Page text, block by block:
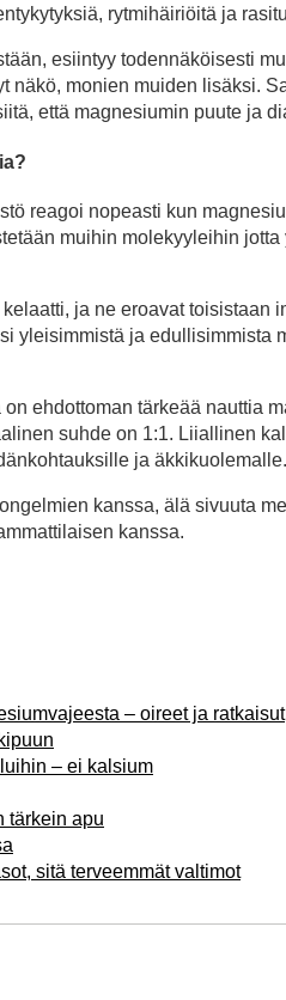
rytmihäiriöitä ja
esiintyy todennäköisesti
näkö, monien muiden lisäksi.
että magnesiumin puute ja
reagoi nopeasti kun
muihin molekyyleihin
ja ne eroavat toisistaan
yleisimmistä ja edullisimmista
ehdottoman tärkeää nauttia
suhde on 1:1. Liiallinen
ja äkkikuolemalle.
kanssa, älä sivuuta
kanssa.
– oireet ja ratkaisut
– ei kalsium
tärkein apu
sitä terveemmät valtimot